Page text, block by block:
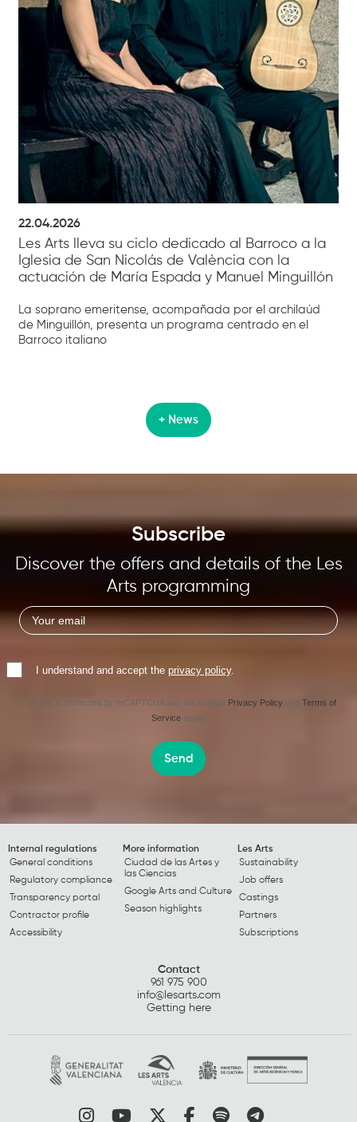
22.04.2026
Les Arts lleva su ciclo dedicado al Barroco a la
Iglesia de San Nicolás de València con la
actuación de María Espada y Manuel Minguillón
La soprano emeritense, acompañada por el archilaúd
de Minguillón, presenta un programa centrado en el
Barroco italiano
+ News
Subscribe
Discover the offers and details of the Les
Arts programming
I understand and accept the privacy policy.
This site is protected by reCAPTCHA and the Google Privacy Policy and Terms of
Service apply.
Send
Internal regulations
General conditions
Regulatory compliance
Transparency portal
Contractor profile
Accessibility
More information
Ciudad de las Artes y
las Ciencias
Google Arts and Culture
Season highlights
Les Arts
Sustainability
Job offers
Castings
Partners
Subscriptions
Contact
961 975 900
info@lesarts.com
Getting here
Link to instagram
Link to youtube
Link to twitter
Link to facebook
Link to spotify
Link to